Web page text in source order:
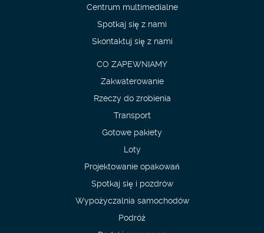
Centrum multimedialne
Spotkaj się z nami
Skontaktuj się z nami
CO ZAPEWNIAMY
Zakwaterowanie
Rzeczy do zrobienia
Transport
Gotowe pakiety
Loty
Projektowanie opakowań
Spotkaj się i pozdrów
Wypożyczalnia samochodów
Podróż